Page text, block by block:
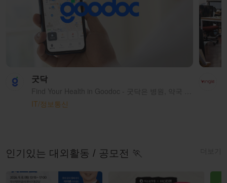
굿닥
IT/정보통신
인기있는 대외활동 / 공모전 🏃